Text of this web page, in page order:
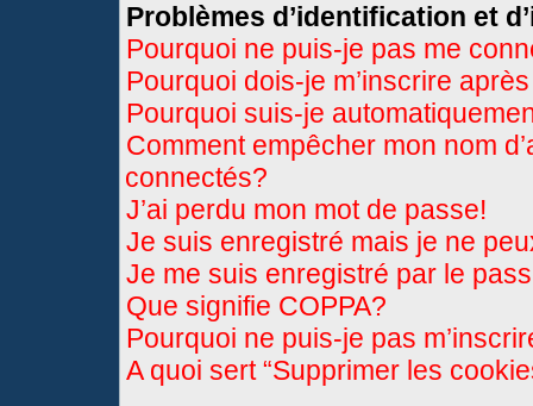
Problèmes d’identification et
Pourquoi ne puis-je pas me
Pourquoi dois-je m’inscrire
Pourquoi suis-je
Comment empêcher mon nom
connectés?
J’ai perdu mon mot de passe!
Je suis enregistré mais je ne
Je me suis enregistré par le
Que signifie COPPA?
Pourquoi ne puis-je pas
A quoi sert “Supprimer les